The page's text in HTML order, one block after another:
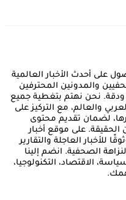
على أحدث الأخبار العالمية
والمدونين المحترفين
ودقة. نحن نهتم بتغطية جميع
والعالم، مع التركيز على
لضمان تقديم محتوى
الحقيقة. على موقع أخبار
للأخبار العاجلة والتقارير
الصحفية. انضم إلينا
الاقتصاد، التكنولوجيا،